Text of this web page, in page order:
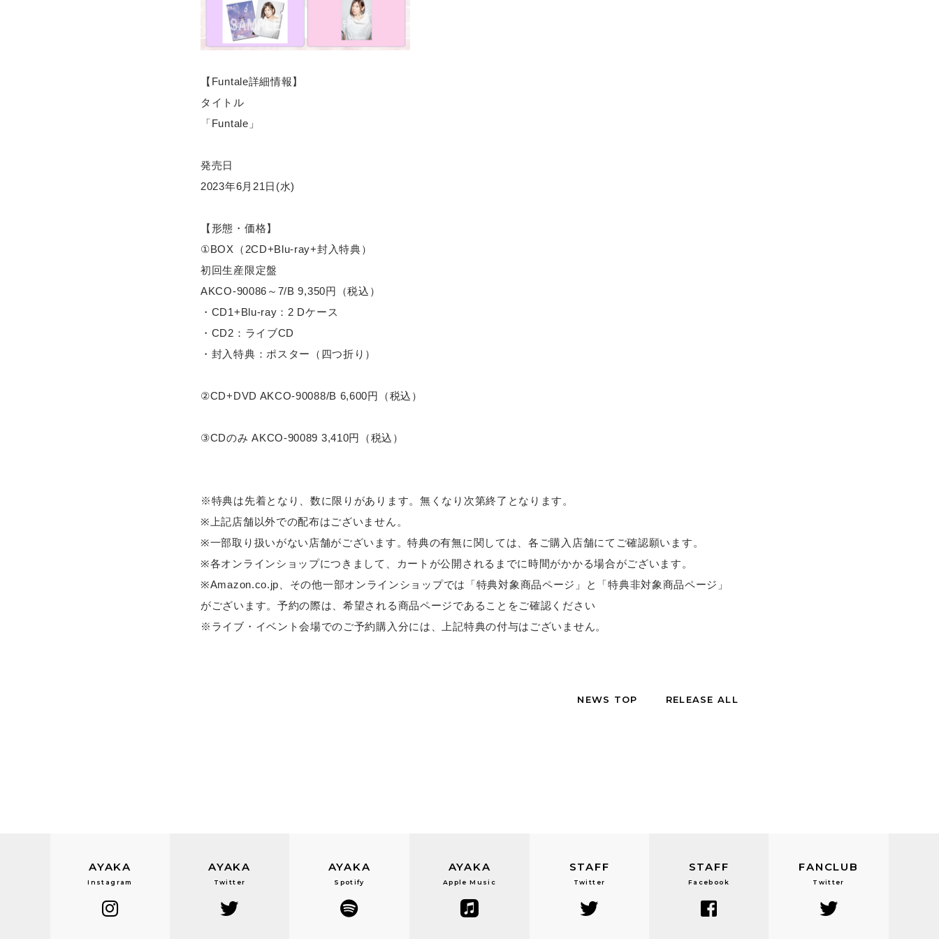
【Funtale詳細情報】
タイトル
「Funtale」
発売日
2023年6月21日(水)
【形態・価格】
①BOX（2CD+Blu-ray+封入特典）
初回生産限定盤
AKCO-90086～7/B 9,350円（税込）
・CD1+Blu-ray：2 Dケース
・CD2：ライブCD
・封入特典：ポスター（四つ折り）
②CD+DVD AKCO-90088/B 6,600円（税込）
③CDのみ AKCO-90089 3,410円（税込）
※特典は先着となり、数に限りがあります。無くなり次第終了となります。
※上記店舗以外での配布はございません。
※一部取り扱いがない店舗がございます。特典の有無に関しては、各ご購入店舗にてご確認願います。
※各オンラインショップにつきまして、カートが公開されるまでに時間がかかる場合がございます。
※Amazon.co.jp、その他一部オンラインショップでは「特典対象商品ページ」と「特典非対象商品ページ」
がございます。予約の際は、希望される商品ページであることをご確認ください
※ライブ・イベント会場でのご予約購入分には、上記特典の付与はございません。
NEWS TOP RELEASE ALL
AYAKA
Instagram
AYAKA
Twitter
AYAKA
Spotify
AYAKA
Apple Music
STAFF
Twitter
STAFF
Facebook
FANCLUB
Twitter